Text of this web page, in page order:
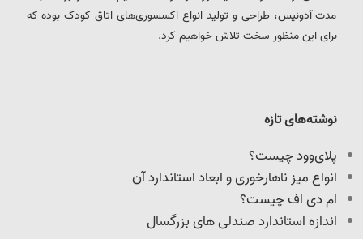
نوشته‌های تازه
پلای‌وود چیست؟
انواع میز ناهارخوری و ابعاد استاندارد آن
ام دی اف چیست؟
اندازه استاندارد صندلی های بزرگسال
مدت آدونیس، طراحی و تولید انواع اکسسوری‌های اتاق کودک بوده که
برای این منظور سخت تلاش خواهیم کرد.